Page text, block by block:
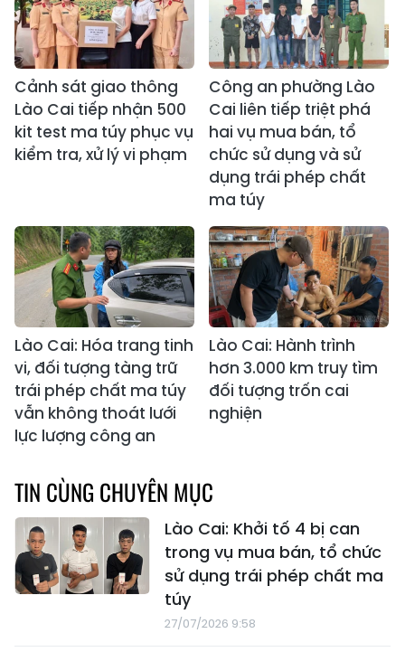
Cảnh sát giao thông
Lào Cai tiếp nhận 500
kit test ma túy phục vụ
kiểm tra, xử lý vi phạm
Công an phường Lào
Cai liên tiếp triệt phá
hai vụ mua bán, tổ
chức sử dụng và sử
dụng trái phép chất
ma túy
Lào Cai: Hóa trang tinh
vi, đối tượng tàng trữ
trái phép chất ma túy
vẫn không thoát lưới
lực lượng công an
Lào Cai: Hành trình
hơn 3.000 km truy tìm
đối tượng trốn cai
nghiện
TIN CÙNG CHUYÊN MỤC
Lào Cai: Khởi tố 4 bị can
trong vụ mua bán, tổ chức
sử dụng trái phép chất ma
túy
27/07/2026 9:58